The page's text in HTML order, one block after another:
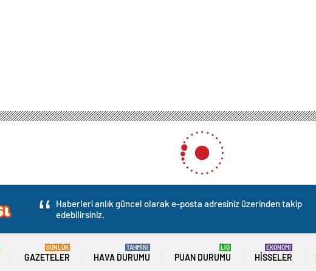
Haberleri anlık güncel olarak e-posta adresiniz üzerinden takip
edebilirsiniz.
GAZETELER
GÜNLÜK
HAVA DURUMU
TAHMİNİ
PUAN DURUMU
LİG
HISSELER
EKONOMİ